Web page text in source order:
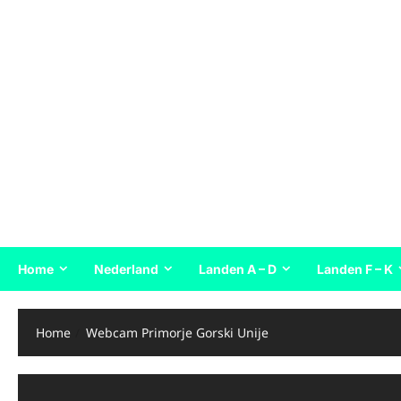
Home Nederland Landen A – D Landen F – K
Home Webcam Primorje Gorski Unije